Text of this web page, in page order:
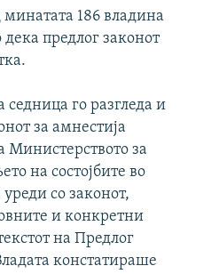
186 владина
предлог законот
го разгледа и
за амнестија
Министерството за
на состојбите во
со законот,
и конкретни
на Предлог
констатираше